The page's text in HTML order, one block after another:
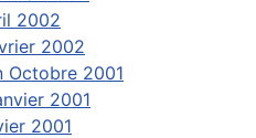
2002
2002
Octobre 2001
2001
2001